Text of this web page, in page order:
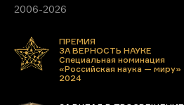
2006-2026
ПРЕМИЯ
ЗА ВЕРНОСТЬ НАУКЕ
Специальная номинация
«Российская наука — миру»
2024